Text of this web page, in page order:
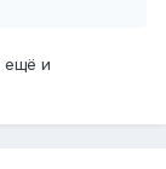
ещё и